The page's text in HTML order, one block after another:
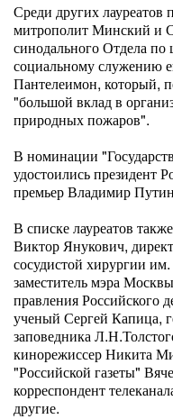
Среди других
митрополит Минский и
синодального Отдела по
социальному служению
Пантелеимон, который,
"большой вклад в
природных пожаров".
В номинации
удостоились президент
премьер Владимир
В списке лауреатов
Виктор Янукович,
сосудистой хирургии
заместитель мэра
правления Российского
ученый Сергей Капица,
заповедника
кинорежиссер Никита
"Российской газеты"
корреспондент
другие.